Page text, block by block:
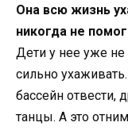
Она всю жизнь
никогда не
Дети у нее уже
сильно
бассейн отвести,
танцы. А это